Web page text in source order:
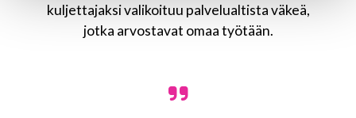
kuljettajaksi valikoituu palvelualtista väkeä,
jotka arvostavat omaa työtään.